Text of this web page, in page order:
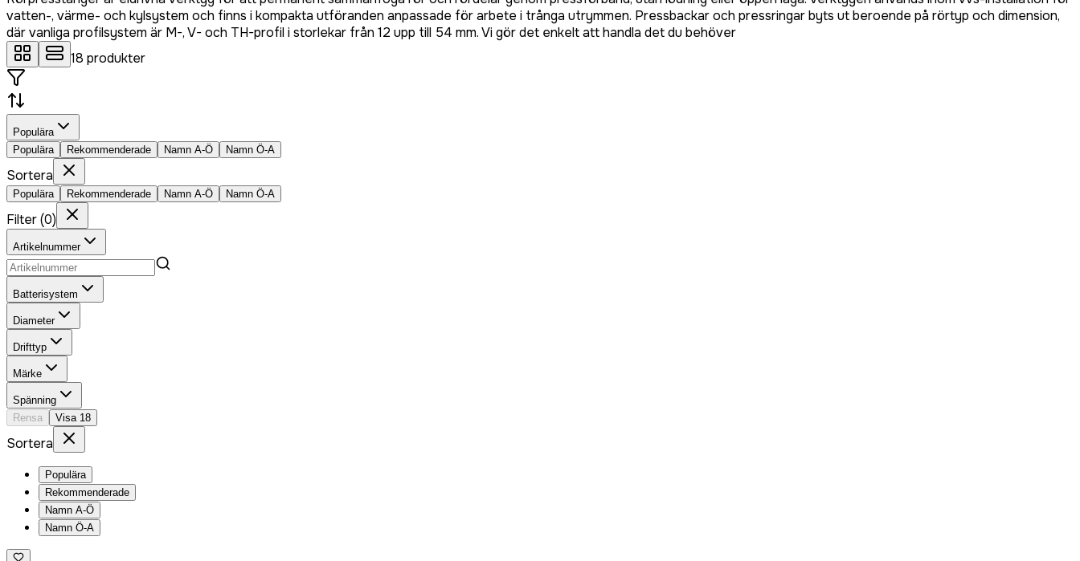
vatten-, värme- och kylsystem och finns i kompakta utföranden anpassade för arbete i trånga utrymmen. Pressbackar och pressringar byts ut beroende på rörtyp och dimension,
där vanliga profilsystem är M-, V- och TH-profil i storlekar från 12 upp till 54 mm. Vi gör det enkelt att handla det du behöver
18 produkter
Populära
Populära
Rekommenderade Namn A-Ö Namn Ö-A
Sortera
Populära Rekommenderade Namn A-Ö Namn Ö-A
Filter(0)
Artikelnummer
Batterisystem
Diameter
Drifttyp
Märke
Spänning
Rensa
Visa 18
Sortera
Populära
Rekommenderade
Namn A-Ö
Namn Ö-A